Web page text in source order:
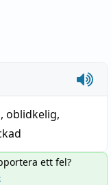
, oblidkelig,
ett fel?